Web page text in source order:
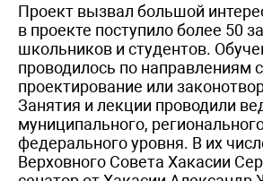
Проект вызвал большой
в проекте поступило более 50
школьников и студентов.
проводилось по направлениям
проектирование или
Занятия и лекции проводили
муниципального,
федерального уровня. В их
Верховного Совета Хакасии